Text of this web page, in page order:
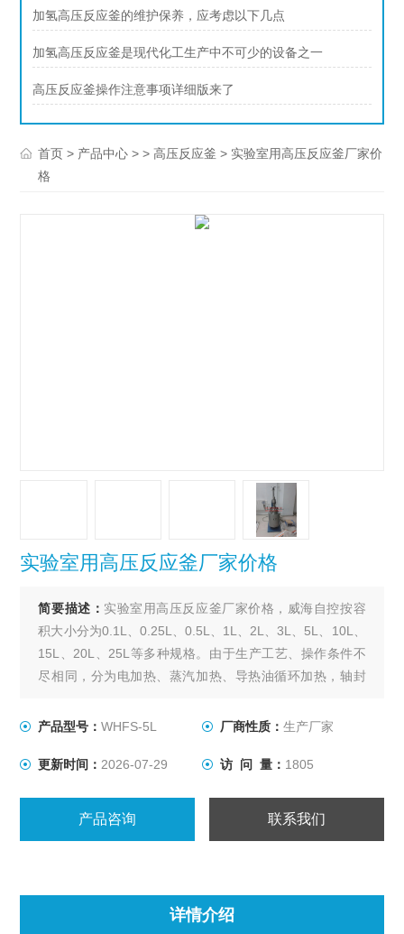
加氢高压反应釜的维护保养，应考虑以下几点
加氢高压反应釜是现代化工生产中不可少的设备之一
高压反应釜操作注意事项详细版来了
首页 > 产品中心 > >高压反应釜 > 实验室用高压反应釜厂家价
格
实验室用高压反应釜厂家价格
简要描述： 实验室用高压反应釜厂家价格，威海自控按容
积大小分为0.1L、0.25L、0.5L、1L、2L、3L、5L、10L、
15L、20L、25L等多种规格。由于生产工艺、操作条件不
尽相同，分为电加热、蒸汽加热、导热油循环加热，轴封
式、自吸式、框式。其他要求可根据用户要求设计、制
产品型号：WHFS-5L 厂商性质： 生产厂家
更新时间： 2026-07-29 访 问 量： 1805
产品咨询 联系我们
详情介绍